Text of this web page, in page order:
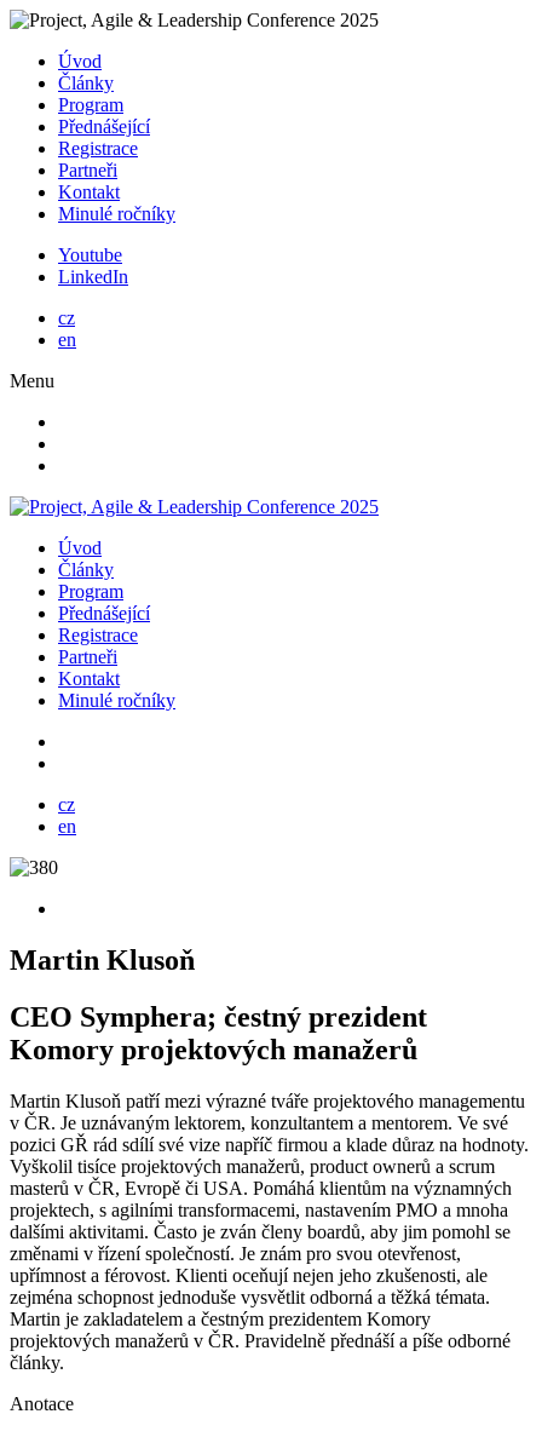
Úvod
Články
Program
Přednášející
Registrace
Partneři
Kontakt
Minulé ročníky
Youtube
LinkedIn
cz
en
Menu
Úvod
Články
Program
Přednášející
Registrace
Partneři
Kontakt
Minulé ročníky
cz
en
Martin Klusoň
CEO Symphera; čestný prezident
Komory projektových manažerů
Martin Klusoň patří mezi výrazné tváře projektového managementu
v ČR. Je uznávaným lektorem, konzultantem a mentorem. Ve své
pozici GŘ rád sdílí své vize napříč firmou a klade důraz na hodnoty.
Vyškolil tisíce projektových manažerů, product ownerů a scrum
masterů v ČR, Evropě či USA. Pomáhá klientům na významných
projektech, s agilními transformacemi, nastavením PMO a mnoha
dalšími aktivitami. Často je zván členy boardů, aby jim pomohl se
změnami v řízení společností. Je znám pro svou otevřenost,
upřímnost a férovost. Klienti oceňují nejen jeho zkušenosti, ale
zejména schopnost jednoduše vysvětlit odborná a těžká témata.
Martin je zakladatelem a čestným prezidentem Komory
projektových manažerů v ČR. Pravidelně přednáší a píše odborné
články.
Anotace